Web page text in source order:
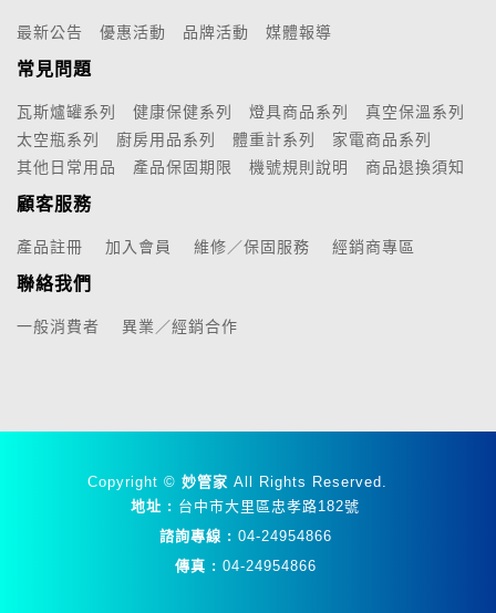
最新公告 優惠活動 品牌活動 媒體報導
常見問題
瓦斯爐罐系列 健康保健系列 燈具商品系列
真空保溫系列
太空瓶系列
廚房用品系列 體重計系列
家電商品系列
其他日常用品
產品保固期限 機號規則說明 商品退換須知
顧客服務
產品註冊 加入會員 維修／保固服務 經銷商專區
聯絡我們
一般消費者 異業／經銷合作
Copyright © 妙管家 All Rights Reserved.
地址 : 台中市大里區忠孝路182號
諮詢專線 : 04-24954866
傳真 : 04-24954866